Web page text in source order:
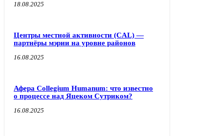
18.08.2025
Центры местной активности (CAL) —
партнёры мэрии на уровне районов
16.08.2025
Афера Collegium Humanum: что известно
о процессе над Яцеком Сутриком?
16.08.2025